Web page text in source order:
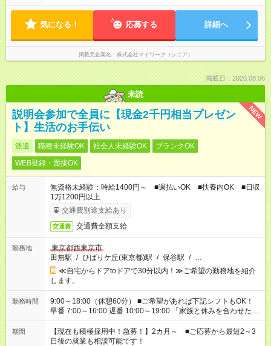
気になる！ 応募する 詳細へ
掲載元企業名 株式会社マイワーク（シニア）
掲載日：2026.08.06
未読
NEW
説明会参加で全員に【現金2千円相当プレゼン
ト】生活のお手伝い
派遣 職種未経験OK 社会人未経験OK
ブランクOK
WEB登録・面接OK
給与
無資格未経験：時給1400円～ ■週払いOK ■扶養内OK ■日収
1万1200円以上
交通費別途支給あり
交通費 交通費全額支給
勤務地
東京都西東京市
田無駅 / ひばりケ丘(東京都)駅 / 保谷駅 / …
≪自宅からドアtoドアで30分以内！≫ご希望の勤務地を紹介
します。
勤務時間
9:00～18:00（休憩60分） ■ご希望があれば下記シフトもOK！
早番 7:00～16:00 遅番 10:00～19:00 「家族と休みを合わせた
い」 「余裕を持って夕飯の準備がしたい」 「できれば残業はし
たくない」 など、ご希望を教えてくださいね。 ※Wワーク希望
の方へ 今ご覧のお仕事で希望する勤務時間と、もう1つのお仕事
期間
【現在も積極採用中！急募！】2カ月～ ■ご応募から最短2～3
日後の就業も相談可能です！